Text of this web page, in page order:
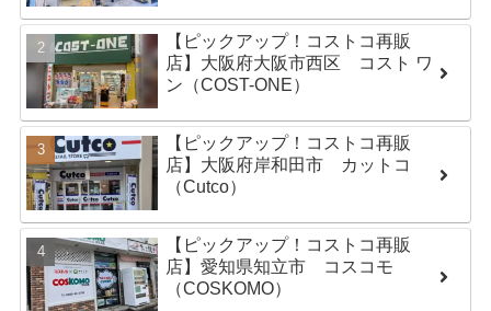
【ピックアップ！コストコ再販
店】大阪府大阪市西区 コスト ワ
ン（COST-ONE）
【ピックアップ！コストコ再販
店】大阪府岸和田市 カットコ
（Cutco）
【ピックアップ！コストコ再販
店】愛知県知立市 コスコモ
（COSKOMO）